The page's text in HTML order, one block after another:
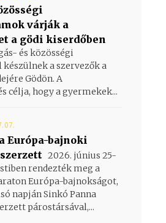
várják a
a gödi kiserdőben
és közösségi
a szervezők a
Gödön. A
célja, hogy a gyermekek...
Európa-bajnoki
2026. június 25-
rendezték meg a
Európa-bajnokságot,
napján Sinkó Panna
párostársával,...